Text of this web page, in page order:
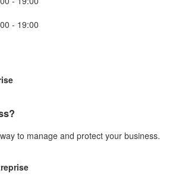
- 19:00
to manage and protect your business.